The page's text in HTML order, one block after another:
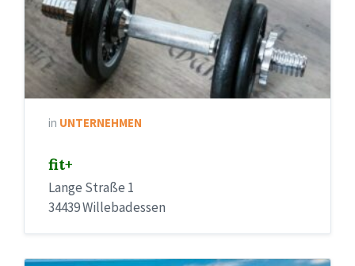
in UNTERNEHMEN
fit+
Lange Straße 1
34439 Willebadessen